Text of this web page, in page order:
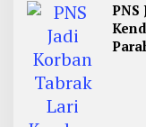
PNS